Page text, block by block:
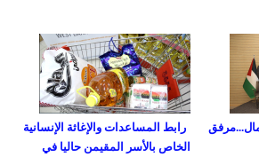
رابط المساعدات والإغاثة الإنسانية
الخاص بالأسر المقيمن حاليا في